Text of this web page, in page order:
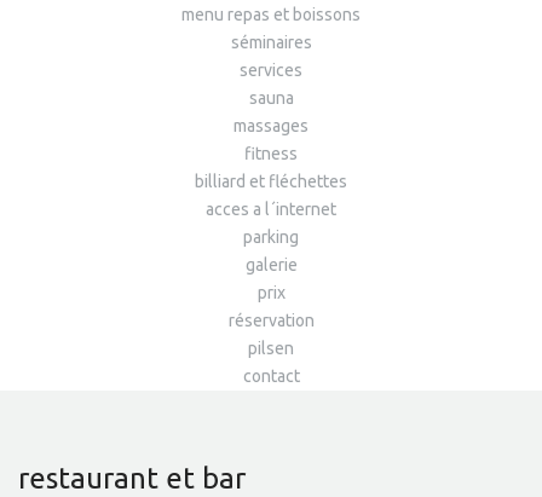
menu repas et boissons
séminaires
services
sauna
massages
fitness
billiard et fléchettes
acces a l´internet
parking
galerie
prix
réservation
pilsen
contact
restaurant et bar